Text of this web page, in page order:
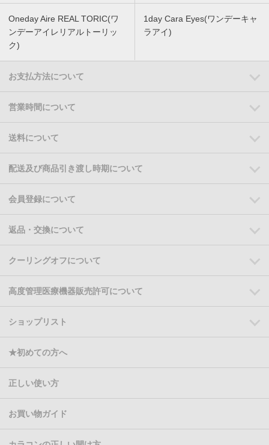
Oneday Aire REAL TORIC(ワ
ンデーアイレリアルトーリッ
ク)
1day Cara Eyes(ワンデーキャ
ラアイ)
お支払方法について
営業時間について
送料について
配送及び商品引き渡し時期について
会員登録について
返品・交換について
クーリングオフについて
高度管理医療機器販売許可について
ショップリスト
★初めての方へ
正しい使い方
お買い物ガイド